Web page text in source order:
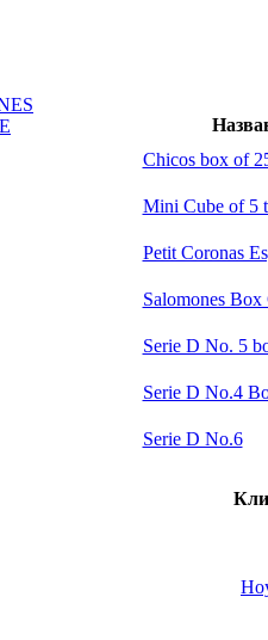
Chicos box of
Mini Cube of 5
Petit Coronas
Salomones Box
Serie D No. 5
Serie D No.4
Serie D No.6